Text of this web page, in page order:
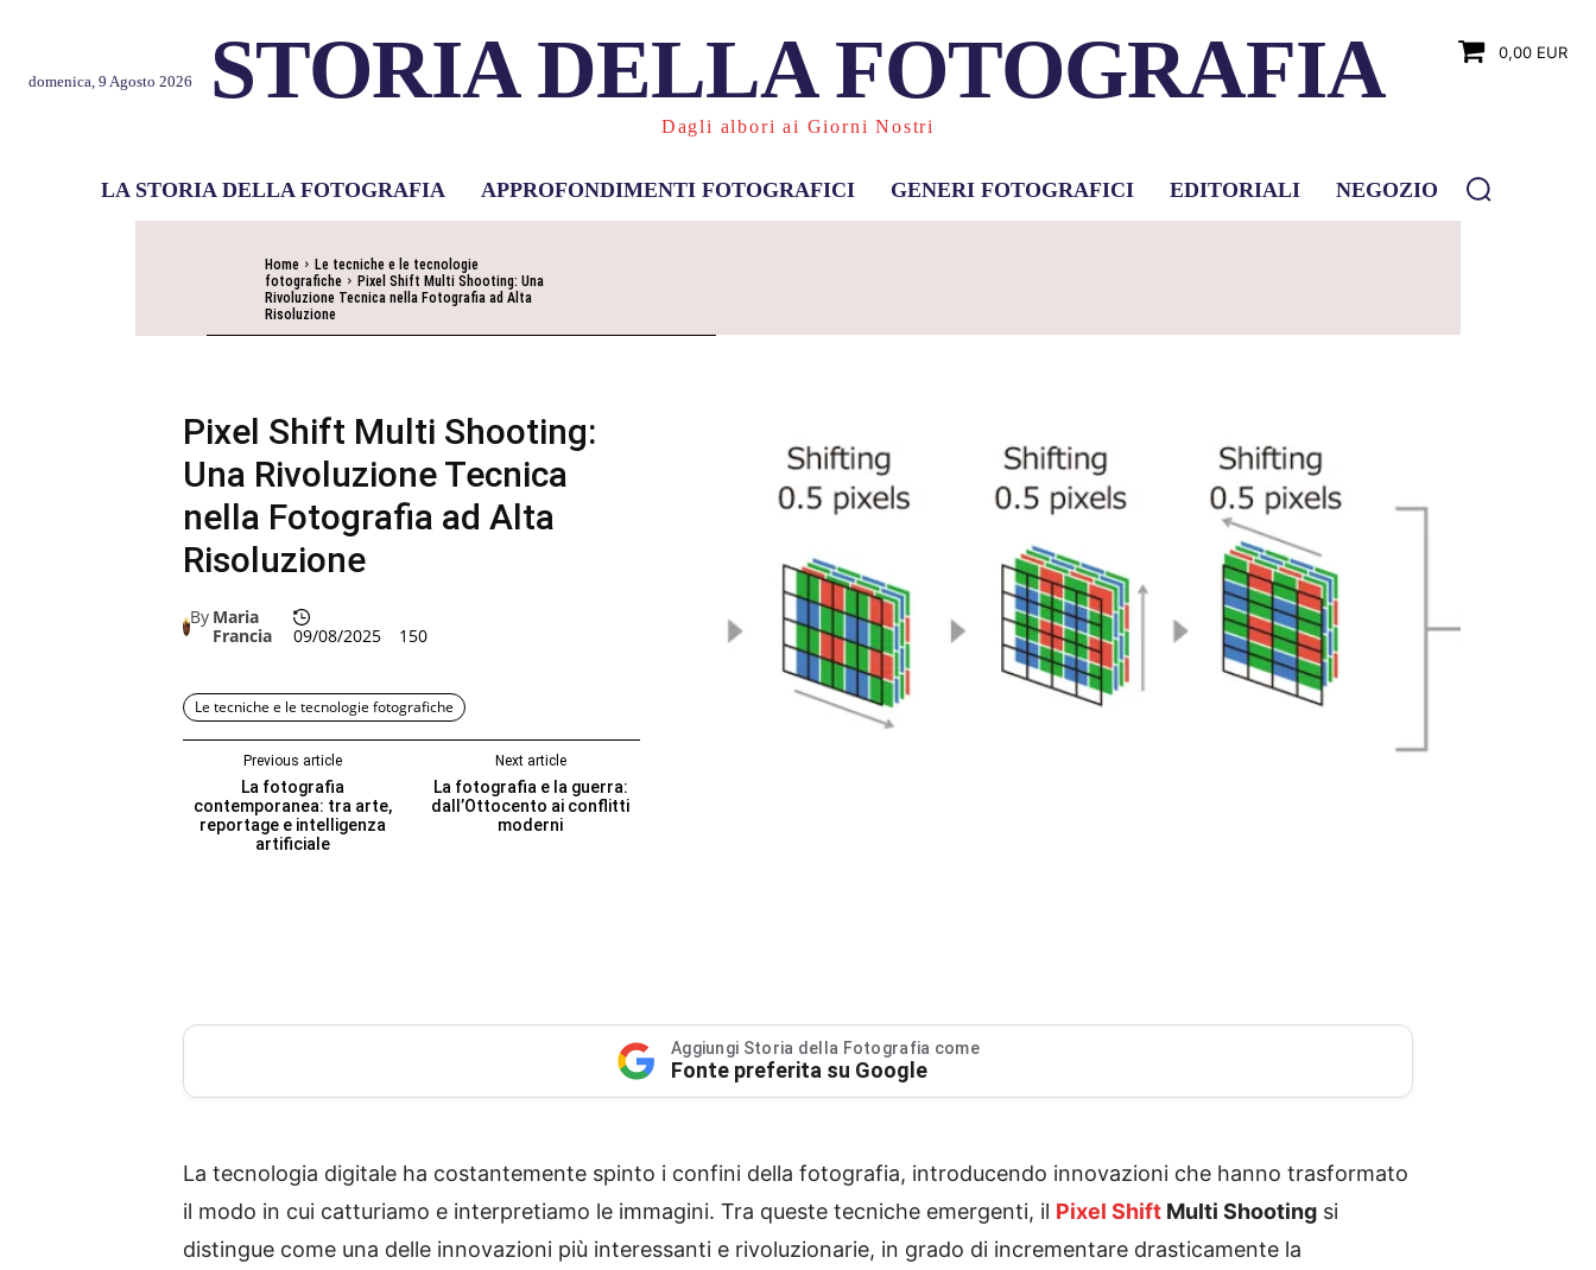
domenica, 9 Agosto 2026 STORIA DELLA FOTOGRAFIA
Dagli albori ai Giorni Nostri
0,00 EUR
LA STORIA DELLA FOTOGRAFIA APPROFONDIMENTI FOTOGRAFICI GENERI FOTOGRAFICI EDITORIALI NEGOZIO
Home
Le tecniche e le tecnologie
fotografiche
Pixel Shift Multi Shooting: Una
Rivoluzione Tecnica nella Fotografia ad Alta
Risoluzione
Pixel Shift Multi Shooting:
Una Rivoluzione Tecnica
nella Fotografia ad Alta
Risoluzione
By Maria
Francia
09/08/2025 150
Le tecniche e le tecnologie fotografiche
Previous article
La fotografia
contemporanea: tra arte,
reportage e intelligenza
artificiale
Next article
La fotografia e la guerra:
dall’Ottocento ai conflitti
moderni
Aggiungi Storia della Fotografia come
Fonte preferita su Google
La tecnologia digitale ha costantemente spinto i confini della fotografia, introducendo innovazioni che hanno trasformato
il modo in cui catturiamo e interpretiamo le immagini. Tra queste tecniche emergenti, il Pixel Shift Multi Shooting si
distingue come una delle innovazioni più interessanti e rivoluzionarie, in grado di incrementare drasticamente la